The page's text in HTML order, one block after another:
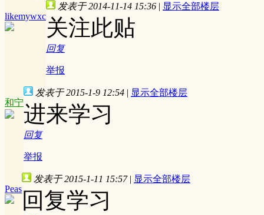
likemywxc
发表于 2014-11-14 15:36 | 显示全部楼层
关注此贴
回复
举报
和宁
发表于 2015-1-9 12:54 | 显示全部楼层
进来学习
回复
举报
Peas
发表于 2015-1-11 15:57 | 显示全部楼层
回复学习